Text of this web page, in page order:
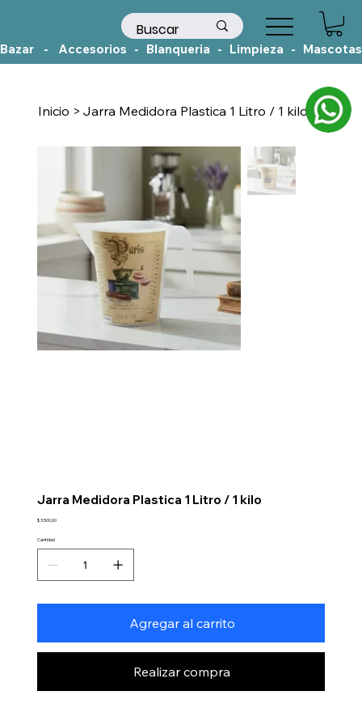
Bazar    -    Accesorios   -   Blanqueria   -   Limpieza   -
Inicio > Jarra Medidora Plastica 1 Litro / 1 kilo
Jarra Medidora Plastica 1 Litro / 1 kilo
Precio
$ 3.500,00
Cantidad
Agregar al carrito
Realizar compra